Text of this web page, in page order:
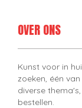
OVER ONS
Kunst voor in
zoeken, één
diverse
bestellen.